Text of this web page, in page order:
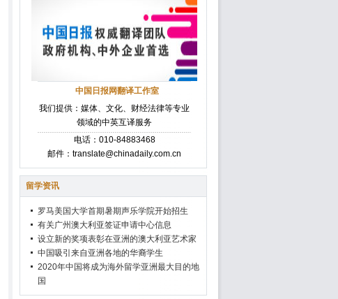
中国日报网翻译工作室
我们提供：媒体、文化、财经法律等专业
领域的中英互译服务
电话：010-84883468
邮件：translate@chinadaily.com.cn
留学资讯
罗马美国大学首期暑期声乐学院开始招生
有关广州澳大利亚签证申请中心信息
设立新的奖项表彰在亚洲的澳大利亚艺术家
中国吸引来自亚洲各地的华裔学生
2020年中国将成为海外留学亚洲最大目的地
国